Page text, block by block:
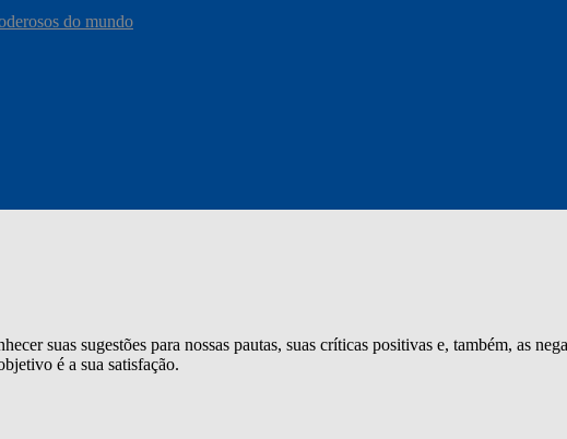
do mundo
suas sugestões para nossas pautas, suas críticas positivas e, também, as
é a sua satisfação.